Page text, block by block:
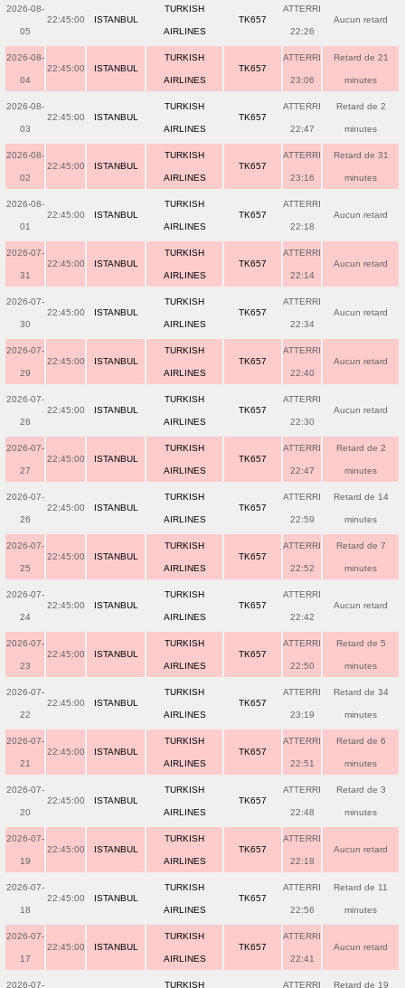
2026-08-
05
22:45:00 ISTANBUL
TURKISH
AIRLINES
TK657
ATTERRI
22:26
Aucun retard
2026-08-
04
22:45:00 ISTANBUL
TURKISH
AIRLINES
TK657
ATTERRI
23:06
Retard de 21
minutes
2026-08-
03
22:45:00 ISTANBUL
TURKISH
AIRLINES
TK657
ATTERRI
22:47
Retard de 2
minutes
2026-08-
02
22:45:00 ISTANBUL
TURKISH
AIRLINES
TK657
ATTERRI
23:16
Retard de 31
minutes
2026-08-
01
22:45:00 ISTANBUL
TURKISH
AIRLINES
TK657
ATTERRI
22:18
Aucun retard
2026-07-
31
22:45:00 ISTANBUL
TURKISH
AIRLINES
TK657
ATTERRI
22:14
Aucun retard
2026-07-
30
22:45:00 ISTANBUL
TURKISH
AIRLINES
TK657
ATTERRI
22:34
Aucun retard
2026-07-
29
22:45:00 ISTANBUL
TURKISH
AIRLINES
TK657
ATTERRI
22:40
Aucun retard
2026-07-
28
22:45:00 ISTANBUL
TURKISH
AIRLINES
TK657
ATTERRI
22:30
Aucun retard
2026-07-
27
22:45:00 ISTANBUL
TURKISH
AIRLINES
TK657
ATTERRI
22:47
Retard de 2
minutes
2026-07-
26
22:45:00 ISTANBUL
TURKISH
AIRLINES
TK657
ATTERRI
22:59
Retard de 14
minutes
2026-07-
25
22:45:00 ISTANBUL
TURKISH
AIRLINES
TK657
ATTERRI
22:52
Retard de 7
minutes
2026-07-
24
22:45:00 ISTANBUL
TURKISH
AIRLINES
TK657
ATTERRI
22:42
Aucun retard
2026-07-
23
22:45:00 ISTANBUL
TURKISH
AIRLINES
TK657
ATTERRI
22:50
Retard de 5
minutes
2026-07-
22
22:45:00 ISTANBUL
TURKISH
AIRLINES
TK657
ATTERRI
23:19
Retard de 34
minutes
2026-07-
21
22:45:00 ISTANBUL
TURKISH
AIRLINES
TK657
ATTERRI
22:51
Retard de 6
minutes
2026-07-
20
22:45:00 ISTANBUL
TURKISH
AIRLINES
TK657
ATTERRI
22:48
Retard de 3
minutes
2026-07-
19
22:45:00 ISTANBUL
TURKISH
AIRLINES
TK657
ATTERRI
22:18
Aucun retard
2026-07-
18
22:45:00 ISTANBUL
TURKISH
AIRLINES
TK657
ATTERRI
22:56
Retard de 11
minutes
2026-07-
17
22:45:00 ISTANBUL
TURKISH
AIRLINES
TK657
ATTERRI
22:41
Aucun retard
2026-07- TURKISH ATTERRI Retard de 19